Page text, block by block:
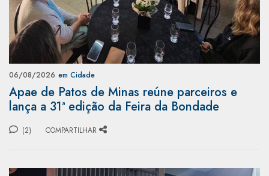
06/08/2026 em Cidade
Apae de Patos de Minas reúne parceiros e
lança a 31ª edição da Feira da Bondade
(2) COMPARTILHAR